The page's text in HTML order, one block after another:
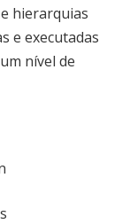
hierarquias
e executadas
nível de